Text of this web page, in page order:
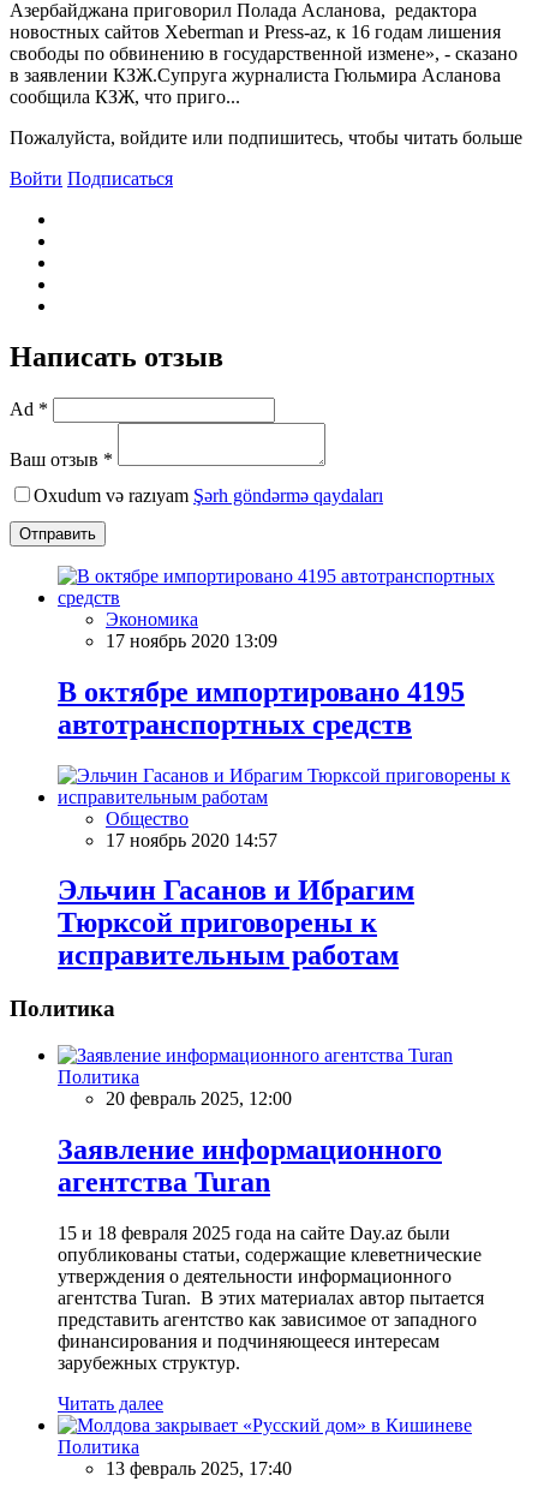
Азербайджана приговорил Полада Асланова, редактора
новостных сайтов Xeberman и Press-az, к 16 годам лишения
свободы по обвинению в государственной измене», - сказано
в заявлении КЗЖ.Супруга журналиста Гюльмира Асланова
сообщила КЗЖ, что приго...
Пожалуйста, войдите или подпишитесь, чтобы читать больше
Войти Подписаться
Написать отзыв
Ad *
Ваш отзыв *
Oxudum və razıyam Şərh göndərmə qaydaları
Отправить
Экономика
17 ноябрь 2020 13:09
В октябре импортировано 4195
автотранспортных средств
Общество
17 ноябрь 2020 14:57
Эльчин Гасанов и Ибрагим
Тюрксой приговорены к
исправительным работам
Политика
Политика
20 февраль 2025, 12:00
Заявление информационного
агентства Turan
15 и 18 февраля 2025 года на сайте Day.az были
опубликованы статьи, содержащие клеветнические
утверждения о деятельности информационного
агентства Turan. В этих материалах автор пытается
представить агентство как зависимое от западного
финансирования и подчиняющееся интересам
зарубежных структур.
Читать далее
Политика
13 февраль 2025, 17:40